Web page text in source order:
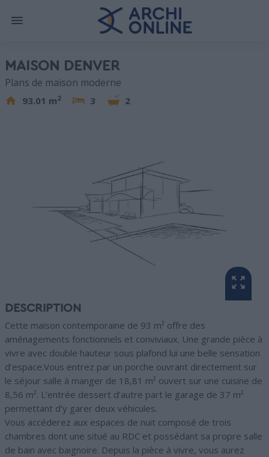
MAISON DENVER
Plans de maison moderne
93.01 m2 3 2
DESCRIPTION
Cette maison contemporaine de 93 m² offre des
aménagements fonctionnels et conviviaux. Une grande pièce à
vivre avec double hauteur sous plafond lui une belle sensation
d’espace.Vous entrez par un porche ouvrant directement sur
le séjour salle à manger de 18,81 m² ouvert sur une cuisine de
8,56 m². L’entrée dessert d’autre part le garage de 37 m²
permettant d’y garer deux véhicules.
Vous accéderez aux espaces de nuit composé de trois
chambres dont une situé au RDC et possédant sa propre salle
de bain avec baignoire. Depuis la pièce à vivre, vous aurez